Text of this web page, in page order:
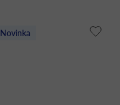
Novinka